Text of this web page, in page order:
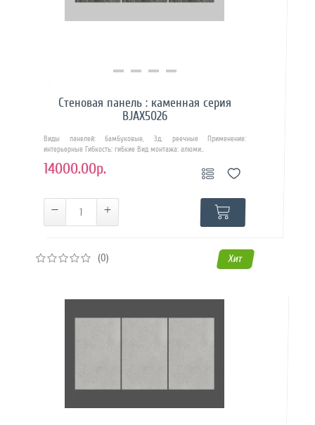
Купить в 1 клик
Стеновая панель : каменная серия
BJAX5026
Виды панелей: бамбуковые, 3д, реечные Применение:
интерьерные Гибкость: гибкие Вид монтажа: алюми..
14000.00р.
(0) Хит